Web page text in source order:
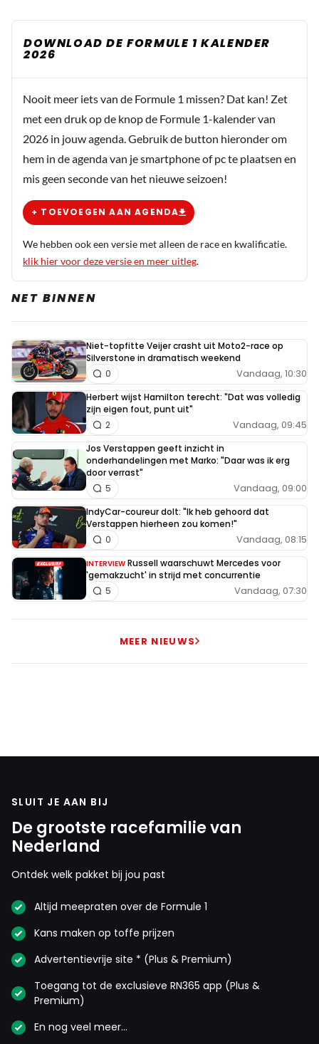
DOWNLOAD DE FORMULE 1 KALENDER
2026
Nooit meer iets van de Formule 1 missen? Dat kan! Zet
met een druk op de knop de Formule 1-kalender van
2026 in jouw agenda. Gebruik de button hieronder om
hem in de agenda van je smartphone of pc te plaatsen en
mis geen seconde van het nieuwe seizoen!
+ TOEVOEGEN AAN AGENDA
We hebben ook een versie met alleen de race en kwalificatie.
klik hier voor deze versie en meer uitleg.
NET BINNEN
Niet-topfitte Veijer crasht uit Moto2-race op
Silverstone in dramatisch weekend
Vandaag, 10:30
0
Herbert wijst Hamilton terecht: "Dat was volledig
zijn eigen fout, punt uit"
Vandaag, 09:45
2
Jos Verstappen geeft inzicht in
onderhandelingen met Marko: "Daar was ik erg
door verrast"
Vandaag, 09:00
5
IndyCar-coureur dolt: "Ik heb gehoord dat
Verstappen hierheen zou komen!"
Vandaag, 08:15
0
INTERVIEW Russell waarschuwt Mercedes voor
'gemakzucht' in strijd met concurrentie
Vandaag, 07:30
5
MEER NIEUWS
SLUIT JE AAN BIJ
De grootste racefamilie van
Nederland
Ontdek welk pakket bij jou past
Altijd meepraten over de Formule 1
Kans maken op toffe prijzen
Advertentievrije site * (Plus & Premium)
Toegang tot de exclusieve RN365 app (Plus &
Premium)
En nog veel meer…